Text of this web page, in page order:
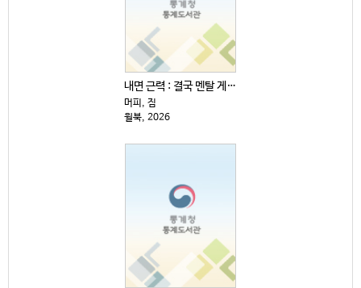
내면 근력 : 결국 멘탈 게임이다
머피, 짐
윌북, 2026